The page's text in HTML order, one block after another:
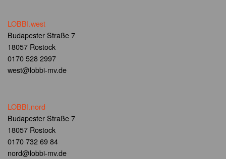
LOBBI.west
Budapester Straße 7
18057 Rostock
0170 528 2997
west@lobbi-mv.de
LOBBI.nord
Budapester Straße 7
18057 Rostock
0170 732 69 84
nord@lobbi-mv.de